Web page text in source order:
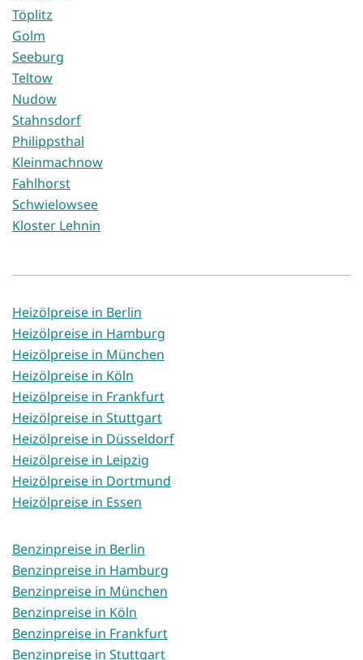
Töplitz
Golm
Seeburg
Teltow
Nudow
Stahnsdorf
Philippsthal
Kleinmachnow
Fahlhorst
Schwielowsee
Kloster Lehnin
Heizölpreise in Berlin
Heizölpreise in Hamburg
Heizölpreise in München
Heizölpreise in Köln
Heizölpreise in Frankfurt
Heizölpreise in Stuttgart
Heizölpreise in Düsseldorf
Heizölpreise in Leipzig
Heizölpreise in Dortmund
Heizölpreise in Essen
Benzinpreise in Berlin
Benzinpreise in Hamburg
Benzinpreise in München
Benzinpreise in Köln
Benzinpreise in Frankfurt
Benzinpreise in Stuttgart